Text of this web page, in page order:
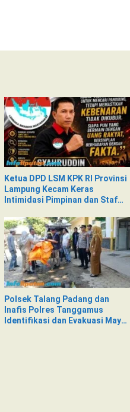
Ketua DPD LSM KPK RI Provinsi
Lampung Kecam Keras
Intimidasi Pimpinan dan Staf
Nad
Polsek Talang Padang dan
Inafis Polres Tanggamus
Identifikasi dan Evakuasi Mayat